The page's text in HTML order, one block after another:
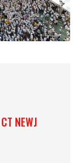
NEWJ